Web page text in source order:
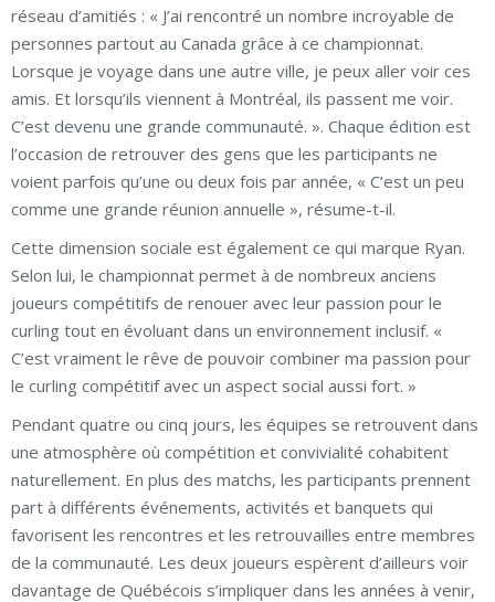
réseau d’amitiés : « J’ai rencontré un nombre incroyable de
personnes partout au Canada grâce à ce championnat.
Lorsque je voyage dans une autre ville, je peux aller voir ces
amis. Et lorsqu’ils viennent à Montréal, ils passent me voir.
C’est devenu une grande communauté. ». Chaque édition est
l’occasion de retrouver des gens que les participants ne
voient parfois qu’une ou deux fois par année, « C’est un peu
comme une grande réunion annuelle », résume-t-il.
Cette dimension sociale est également ce qui marque Ryan.
Selon lui, le championnat permet à de nombreux anciens
joueurs compétitifs de renouer avec leur passion pour le
curling tout en évoluant dans un environnement inclusif. «
C’est vraiment le rêve de pouvoir combiner ma passion pour
le curling compétitif avec un aspect social aussi fort. »
Pendant quatre ou cinq jours, les équipes se retrouvent dans
une atmosphère où compétition et convivialité cohabitent
naturellement. En plus des matchs, les participants prennent
part à différents événements, activités et banquets qui
favorisent les rencontres et les retrouvailles entre membres
de la communauté. Les deux joueurs espèrent d’ailleurs voir
davantage de Québécois s’impliquer dans les années à venir,